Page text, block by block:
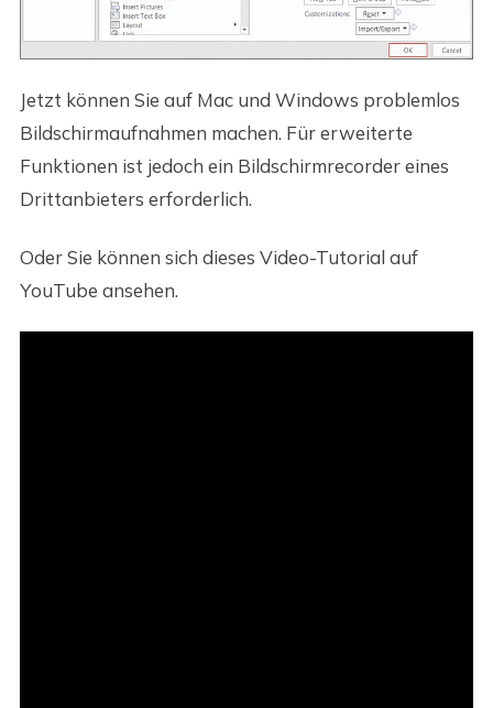
Jetzt können Sie auf Mac und Windows problemlos
Bildschirmaufnahmen machen. Für erweiterte
Funktionen ist jedoch ein Bildschirmrecorder eines
Drittanbieters erforderlich.
Oder Sie können sich dieses Video-Tutorial auf
YouTube ansehen.